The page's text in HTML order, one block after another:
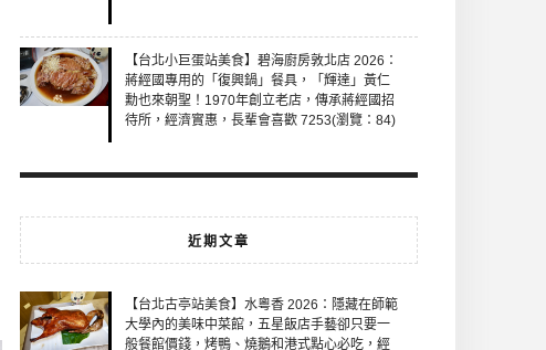
【台北小巨蛋站美食】碧海廚房敦北店 2026：
蔣經國專用的「復興鍋」餐具，「輝達」黃仁
勳也來朝聖！1970年創立老店，傳承蔣經國招
待所，經濟實惠，長輩會喜歡 7253(瀏覽：84)
近期文章
【台北古亭站美食】水粵香 2026：隱藏在師範
大學內的美味中菜館，五星飯店手藝卻只要一
般餐館價錢，烤鴨、燒鵝和港式點心必吃，經